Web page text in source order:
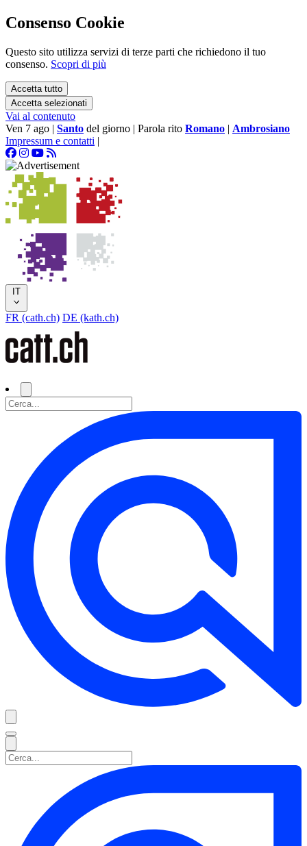
Consenso Cookie
Questo sito utilizza servizi di terze parti che richiedono il tuo
consenso. Scopri di più
Accetta tutto
Accetta selezionati
Vai al contenuto
Ven 7 ago | Santo del giorno | Parola rito Romano | Ambrosiano
Impressum e contatti |
IT
FR (cath.ch) DE (kath.ch)